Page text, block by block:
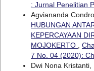
: Jurnal Penelitian
Agviananda
HUBUNGAN
KEPERCAYAAN
MOJOKERTO ,
7 No. 04 (2020):
Dwi Nona